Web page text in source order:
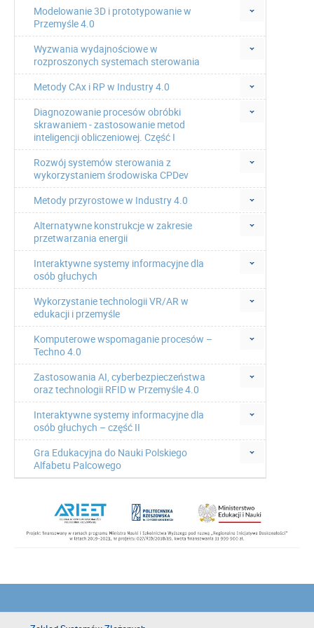
Modelowanie 3D i prototypowanie w
Przemyśle 4.0
Wyzwania wydajnościowe w
rozproszonych systemach sterowania
Metody CAx i RP w Industry 4.0
Diagnozowanie procesów obróbki
skrawaniem - zastosowanie metod
inteligencji obliczeniowej. Część I
Rozwój systemów sterowania z
wykorzystaniem środowiska CPDev
Metody przyrostowe w Industry 4.0
Alternatywne konstrukcje w zakresie
przetwarzania energii
Interaktywne systemy informacyjne dla
osób głuchych
Wykorzystanie technologii VR/AR w
edukacji i przemyśle
Komputerowe wspomaganie procesów –
Techno 4.0
Zastosowania AI, cyberbezpieczeństwa
oraz technologii RFID w Przemyśle 4.0
Interaktywne systemy informacyjne dla
osób głuchych – część II
Gra Edukacyjna do Nauki Polskiego
Alfabetu Palcowego